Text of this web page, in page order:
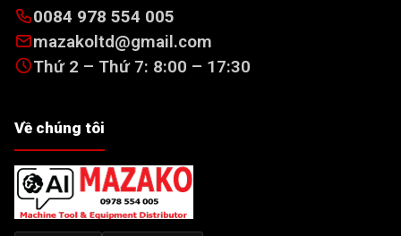
0084 978 554 005
mazakoltd@gmail.com
Thứ 2 – Thứ 7: 8:00 – 17:30
Về chúng tôi